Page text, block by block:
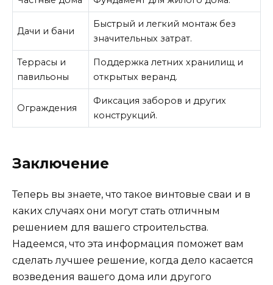
Дачи и бани
Быстрый и легкий монтаж без
значительных затрат.
Террасы и
павильоны
Поддержка летних хранилищ и
открытых веранд.
Ограждения
Фиксация заборов и других
конструкций.
Заключение
Теперь вы знаете, что такое винтовые сваи и в
каких случаях они могут стать отличным
решением для вашего строительства.
Надеемся, что эта информация поможет вам
сделать лучшее решение, когда дело касается
возведения вашего дома или другого